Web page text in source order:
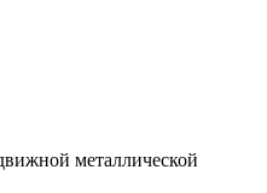
металлической